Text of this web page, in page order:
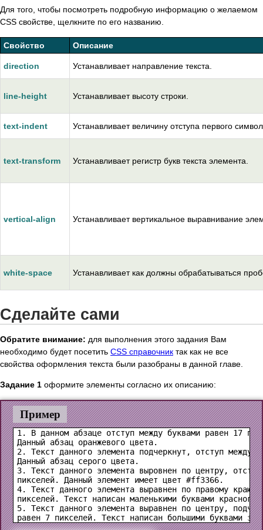
Для того, чтобы посмотреть подробную информацию о желаемом
CSS свойстве, щелкните по его названию.
Свойство Описание
direction Устанавливает направление текста.
line-height Устанавливает высоту строки.
text-indent Устанавливает величину отступа первого
text-transform Устанавливает регистр букв текста элемента.
vertical-align Устанавливает вертикальное выравнивание
white-space Устанавливает как должны обрабатываться
Сделайте сами
Обратите внимание: для выполнения этого задания Вам
необходимо будет посетить CSS справочник так как не все
свойства оформления текста были разобраны в данной главе.
Задание 1 оформите элементы согласно их описанию:
Пример
1. В данном абзаце отступ между буквами равен 17
Данный абзац оранжевого цвета.
2. Текст данного элемента подчеркнут, отступ между
Данный абзац серого цвета.
3. Текст данного элемента выровнен по центру,
пикселей. Данный элемент имеет цвет #ff3366.
4. Текст данного элемента выравнен по правому
пикселей. Текст написан маленькими буквами красного
5. Текст данного элемента выравнен по центру,